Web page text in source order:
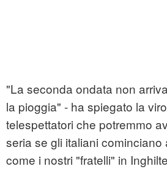
"La seconda ondata non
la pioggia" - ha spiegato la
telespettatori che potremmo
seria se gli italiani cominciano
come i nostri "fratelli" in